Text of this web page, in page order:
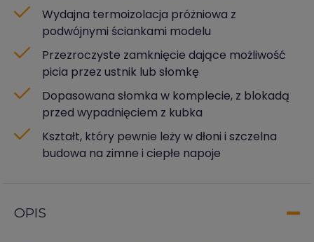
Wydajna termoizolacja próżniowa z
podwójnymi ściankami modelu
Przezroczyste zamknięcie dające możliwość
picia przez ustnik lub słomkę
Dopasowana słomka w komplecie, z blokadą
przed wypadnięciem z kubka
Kształt, który pewnie leży w dłoni i szczelna
budowa na zimne i ciepłe napoje
OPIS